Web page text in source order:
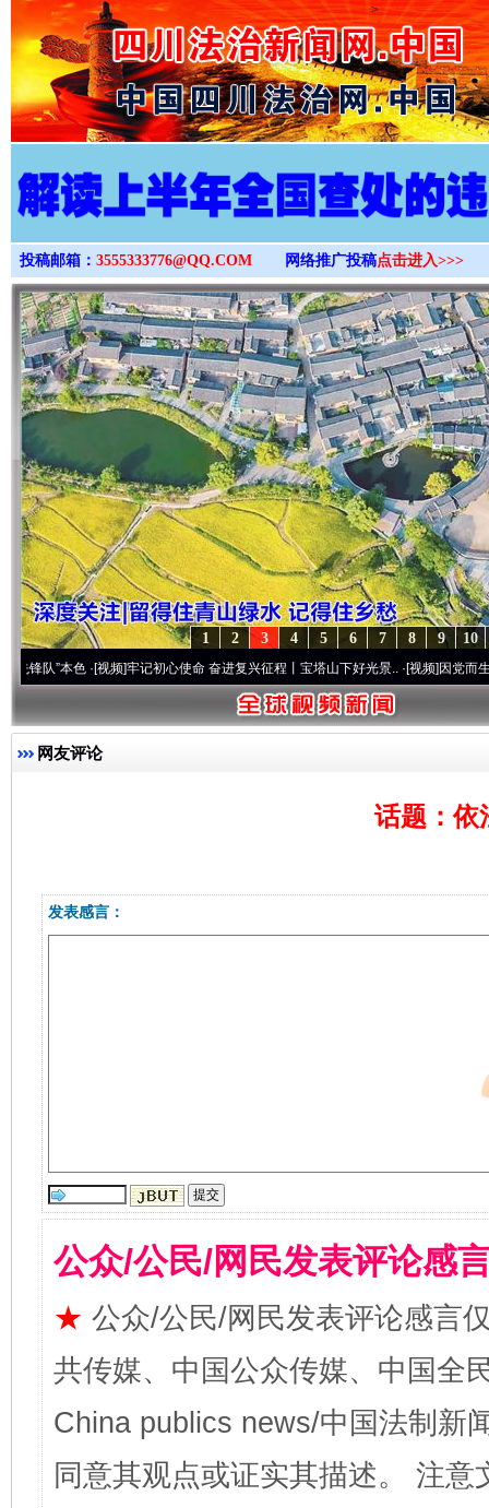
>
投稿邮箱： 3555333776@QQ.COM 网络推广投稿点击进入>>>
10
9
8
7
6
5
4
3
2
1
本色·[视频]牢记初心使命 奋进复兴征程丨宝塔山下好光景..·[视频]因党而生 为党而
网友评论
话题：依
发表感言：
公众/公民/网民发表评论感
★ 公众/公民/网民发表评论感言
共传媒、中国公众传媒、中国全
China publics news/中国法制新
同意其观点或证实其描述。 注